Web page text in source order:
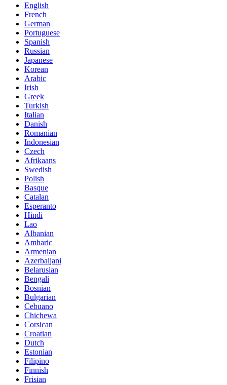
English
French
German
Portuguese
Spanish
Russian
Japanese
Korean
Arabic
Irish
Greek
Turkish
Italian
Danish
Romanian
Indonesian
Czech
Afrikaans
Swedish
Polish
Basque
Catalan
Esperanto
Hindi
Lao
Albanian
Amharic
Armenian
Azerbaijani
Belarusian
Bengali
Bosnian
Bulgarian
Cebuano
Chichewa
Corsican
Croatian
Dutch
Estonian
Filipino
Finnish
Frisian